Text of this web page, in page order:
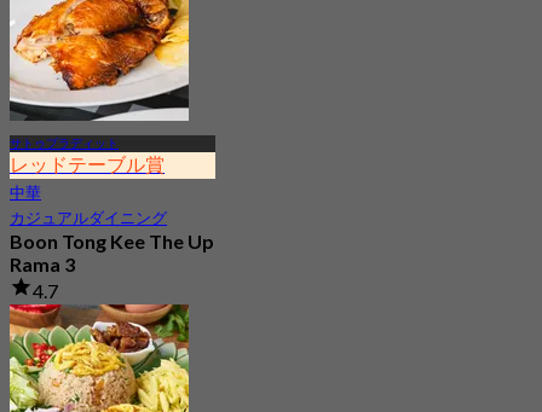
サトゥプラディット
レッドテーブル賞
中華
カジュアルダイニング
Boon Tong Kee The Up
Rama 3
4.7
21.3K 予約済み
から฿ 362.5